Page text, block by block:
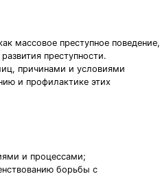
массовое преступное поведение,
преступности.
причинами и условиями
и профилактике этих
и процессами;
борьбы с